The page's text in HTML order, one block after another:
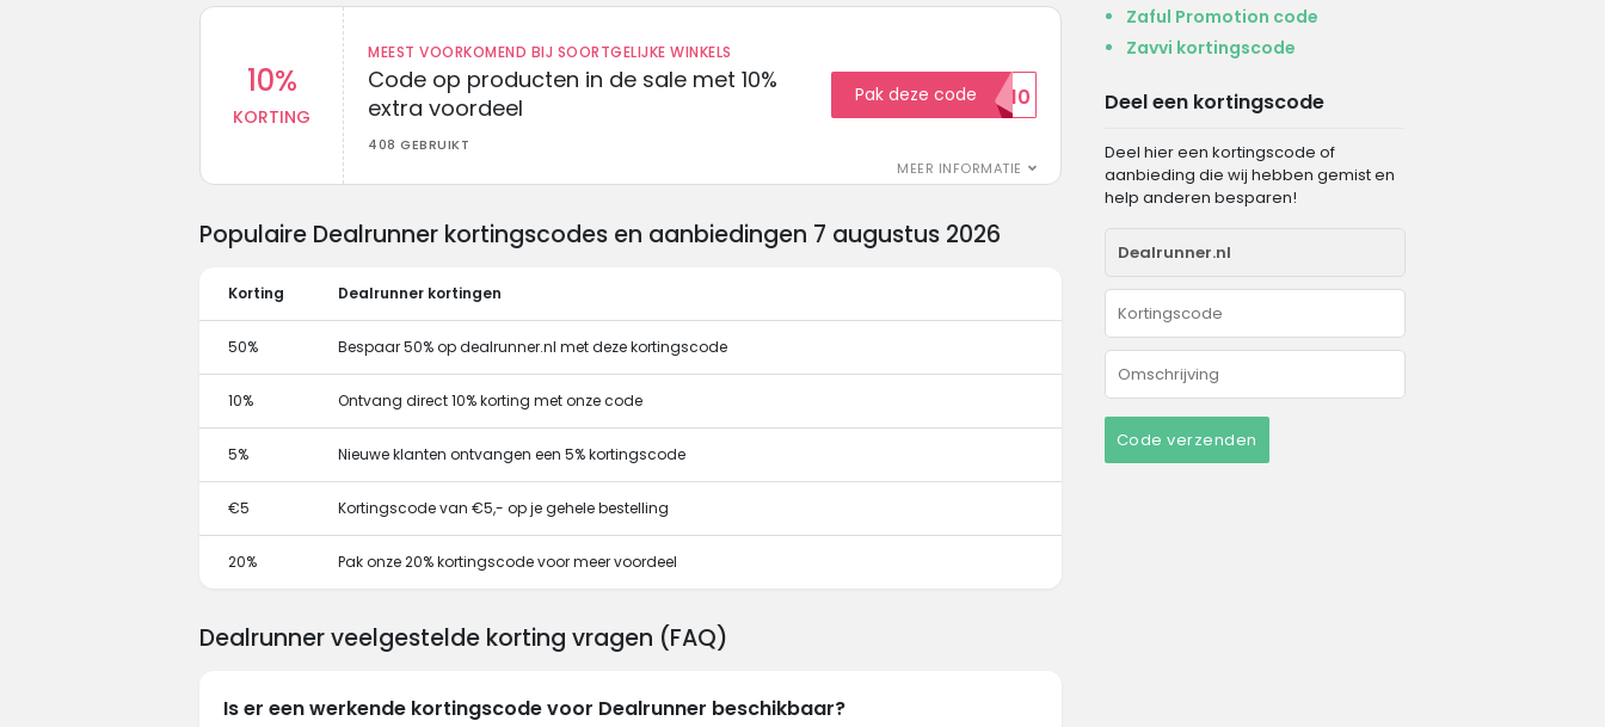
10%
KORTING
MEEST VOORKOMEND BIJ SOORTGELIJKE WINKELS
Code op producten in de sale met 10%
extra voordeel
408 GEBRUIKT
MEER INFORMATIE
Pak deze codeSALE10
Zaful Promotion code
Zavvi kortingscode
Deel een kortingscode
Deel hier een kortingscode of
aanbieding die wij hebben gemist en
help anderen besparen!
Code verzenden
Populaire Dealrunner kortingscodes en aanbiedingen 7 augustus 2026
Korting Dealrunner kortingen
50% Bespaar 50% op dealrunner.nl met deze kortingscode
10% Ontvang direct 10% korting met onze code
5% Nieuwe klanten ontvangen een 5% kortingscode
€5 Kortingscode van €5,- op je gehele bestelling
20% Pak onze 20% kortingscode voor meer voordeel
Dealrunner veelgestelde korting vragen (FAQ)
Is er een werkende kortingscode voor Dealrunner beschikbaar?